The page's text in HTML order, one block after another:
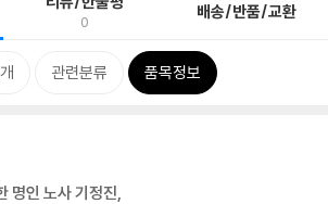
0 배송/반품/교환
관련분류 품목정보
명인 노사 기정진,